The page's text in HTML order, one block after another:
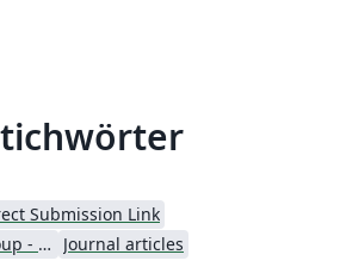
Submission Link
Optica Publishing Group - Official Templates
Journal articles